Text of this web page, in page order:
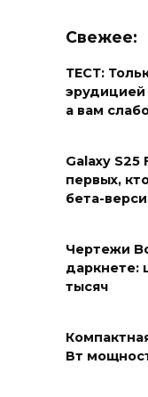
Свежее:
ТЕСТ:
эрудицией
а вам
Galaxy S25
первых,
бета-
Чертежи
даркнете:
тысяч
Вт